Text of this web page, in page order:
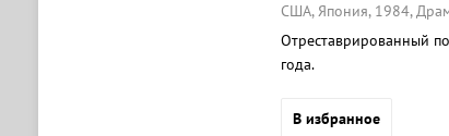
США, Япония, 1984,
Отреставрированный
года.
В избранное